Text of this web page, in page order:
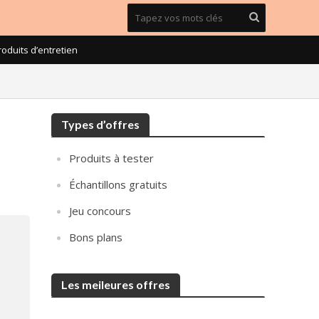
d’entretien
Types d’offres
Produits à tester
Échantillons gratuits
Jeu concours
Bons plans
Les meileures offres